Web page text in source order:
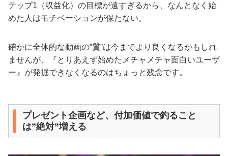
テップ1（収益化）の目標が遠すぎるから、なんとなく始
めた人はモチベーションが保たない。
確かに全体的な動画の”質”は今までより良くなるかもしれ
ませんが、『とりあえず始めたメチャメチャ面白いユーザ
ー』が発掘できなくなるのはちょっと残念です。
プレゼント企画など、付加価値で釣ること
は”絶対”増える